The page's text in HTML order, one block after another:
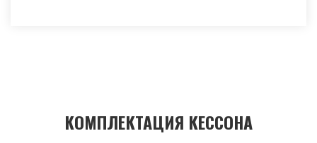
КОМПЛЕКТАЦИЯ КЕССОНА